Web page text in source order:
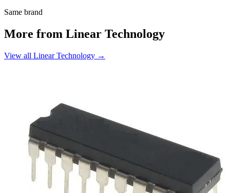
Same brand
More from Linear Technology
View all Linear Technology →